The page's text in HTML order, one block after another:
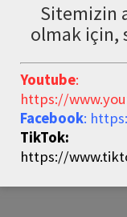
Sitemizin
olmak için,
Youtube:
https://
Facebook:
TikTok:
https://